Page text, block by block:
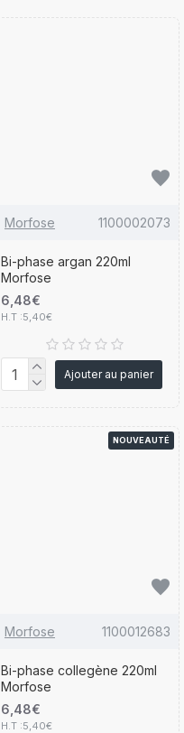
Morfose 1100002073
Bi-phase argan 220ml
Morfose
6,48€
H.T :5,40€
Ajouter au panier
NOUVEAUTÉ
Morfose 1100012683
Bi-phase collegène 220ml
Morfose
6,48€
H.T :5,40€